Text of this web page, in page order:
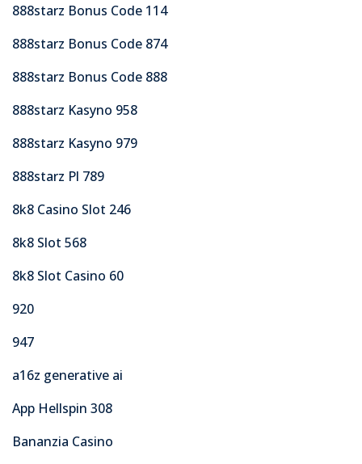
888starz Bonus Code 114
888starz Bonus Code 874
888starz Bonus Code 888
888starz Kasyno 958
888starz Kasyno 979
888starz Pl 789
8k8 Casino Slot 246
8k8 Slot 568
8k8 Slot Casino 60
920
947
a16z generative ai
App Hellspin 308
Bananzia Casino